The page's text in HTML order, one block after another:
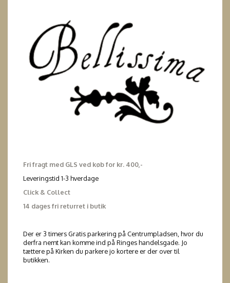
Fri fragt med GLS ved køb for kr. 400,-
Leveringstid 1-3 hverdage
Click & Collect
14 dages fri returret i butik
Der er 3 timers Gratis parkering på Centrumpladsen, hvor du
derfra nemt kan komme ind på Ringes handelsgade. Jo
tættere på Kirken du parkere jo kortere er der over til
butikken.